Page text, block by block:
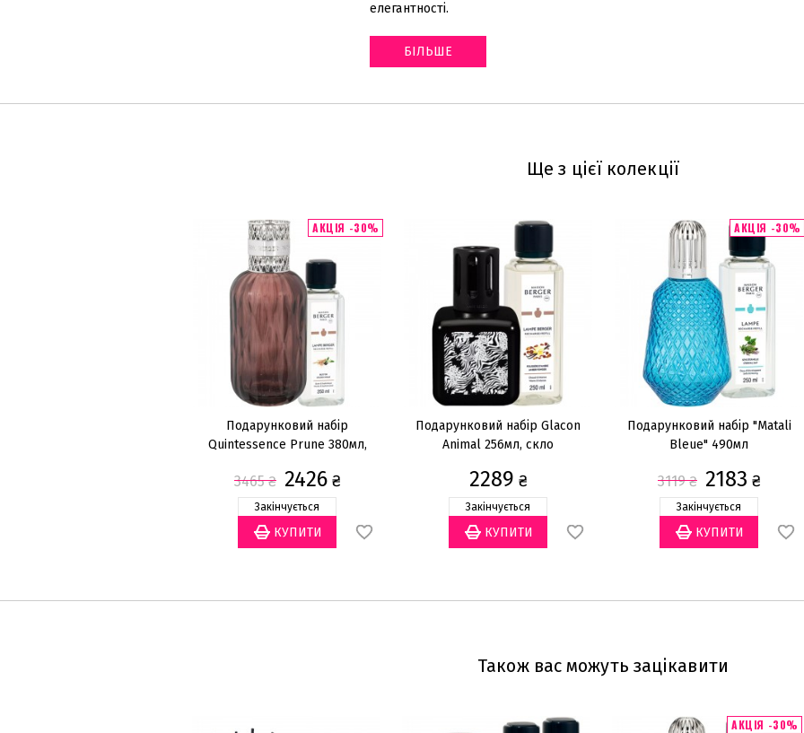
елегантності.
БІЛЬШЕ
Ще з цієї колекції
АКЦІЯ -30%
Подарунковий набір
Quintessence Prune 380мл,
3465₴ 2426₴
Закінчується
Подарунковий набір Glacon
Animal 256мл, скло
2289 ₴
Закінчується
АКЦІЯ -30%
Подарунковий набір "Matali
Bleue" 490мл
3119₴ 2183 ₴
Закінчується
Також вас можуть зацікавити
АКЦІЯ -30%